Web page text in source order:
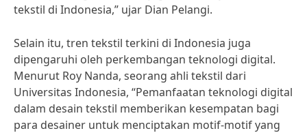
tekstil di Indonesia,” ujar Dian Pelangi.
Selain itu, tren tekstil terkini di Indonesia juga
dipengaruhi oleh perkembangan teknologi digital.
Menurut Roy Nanda, seorang ahli tekstil dari
Universitas Indonesia, “Pemanfaatan teknologi digital
dalam desain tekstil memberikan kesempatan bagi
para desainer untuk menciptakan motif-motif yang